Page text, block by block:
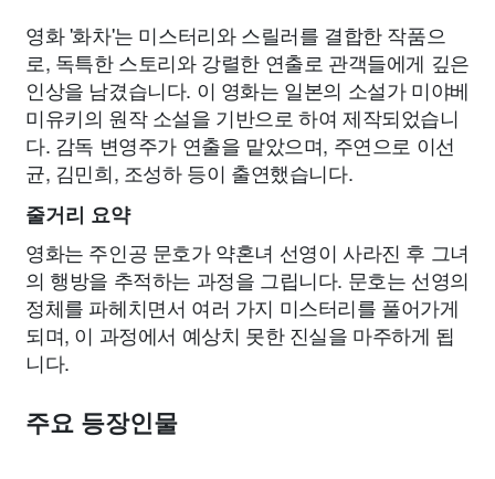
영화 '화차'는 미스터리와 스릴러를 결합한 작품으
로, 독특한 스토리와 강렬한 연출로 관객들에게 깊은
인상을 남겼습니다. 이 영화는 일본의 소설가 미야베
미유키의 원작 소설을 기반으로 하여 제작되었습니
다. 감독 변영주가 연출을 맡았으며, 주연으로 이선
균, 김민희, 조성하 등이 출연했습니다.
줄거리 요약
영화는 주인공 문호가 약혼녀 선영이 사라진 후 그녀
의 행방을 추적하는 과정을 그립니다. 문호는 선영의
정체를 파헤치면서 여러 가지 미스터리를 풀어가게
되며, 이 과정에서 예상치 못한 진실을 마주하게 됩
니다.
주요 등장인물